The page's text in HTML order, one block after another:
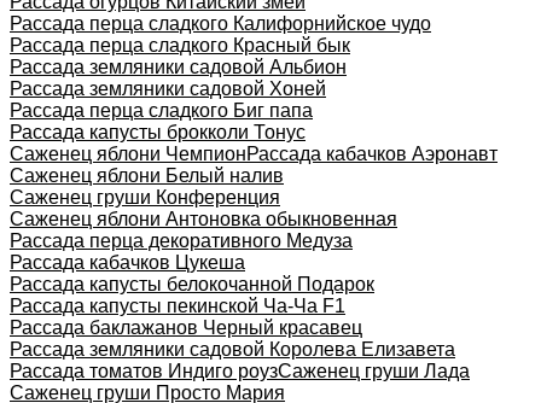
Рассада перца сладкого Калифорнийское чудо
Рассада перца сладкого Красный бык
Рассада земляники садовой Альбион
Рассада земляники садовой Хоней
Рассада перца сладкого Биг папа
Рассада капусты брокколи Тонус
Саженец яблони ЧемпионРассада кабачков Аэронавт
Саженец яблони Белый налив
Саженец груши Конференция
Саженец яблони Антоновка обыкновенная
Рассада перца декоративного Медуза
Рассада кабачков Цукеша
Рассада капусты белокочанной Подарок
Рассада капусты пекинской Ча-Ча F1
Рассада баклажанов Черный красавец
Рассада земляники садовой Королева Елизавета
Рассада томатов Индиго роузСаженец груши Лада
Саженец груши Просто Мария